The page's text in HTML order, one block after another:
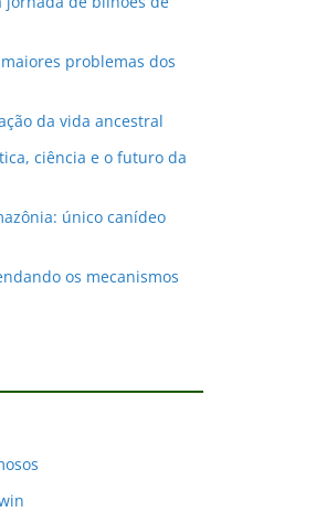
problemas dos
da vida ancestral
ciência e o futuro da
único canídeo
os mecanismos